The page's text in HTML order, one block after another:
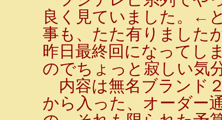
良く見ていました。←
事も、たた有りました
昨日最終回になってし
のでちょっと寂しい気
内容は無名ブランド
から入った、オーダー